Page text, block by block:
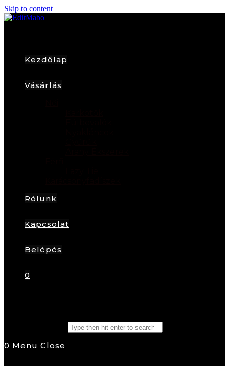
Skip to content
Kezdőlap
Vásárlás
Rólunk
Kapcsolat
Belépés
0
0 Menu Close